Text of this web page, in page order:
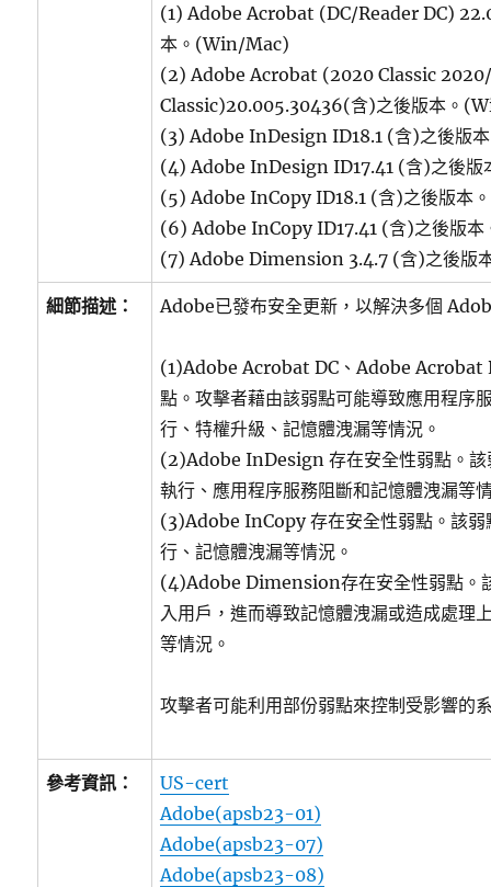
(1) Adobe Acrobat (DC/Reader DC)
本。(Win/Mac)
(2) Adobe Acrobat (2020 Classic
Classic)20.005.30436(含)之後版本。
(3) Adobe InDesign ID18.1 (含)之後版
(4) Adobe InDesign ID17.41 (含)之後
(5) Adobe InCopy ID18.1 (含)之後版本
(6) Adobe InCopy ID17.41 (含)之後版
(7) Adobe Dimension 3.4.7 (含)之後版
細節描述： Adobe已發布安全更新，以解決多個
(1)Adobe Acrobat DC、Adobe Acrobat
點。攻擊者藉由該弱點可能導致應用程序
行、特權升級、記憶體洩漏等情況。
(2)Adobe InDesign 存在安全性弱點。該
執行、應用程序服務阻斷和記憶體洩漏等
(3)Adobe InCopy 存在安全性弱點。該弱
行、記憶體洩漏等情況。
(4)Adobe Dimension存在安全性弱點。
入用戶，進而導致記憶體洩漏或造成處理
等情況。
攻擊者可能利用部份弱點來控制受影響的
參考資訊：
US-cert
Adobe(apsb23-01)
Adobe(apsb23-07)
Adobe(apsb23-08)